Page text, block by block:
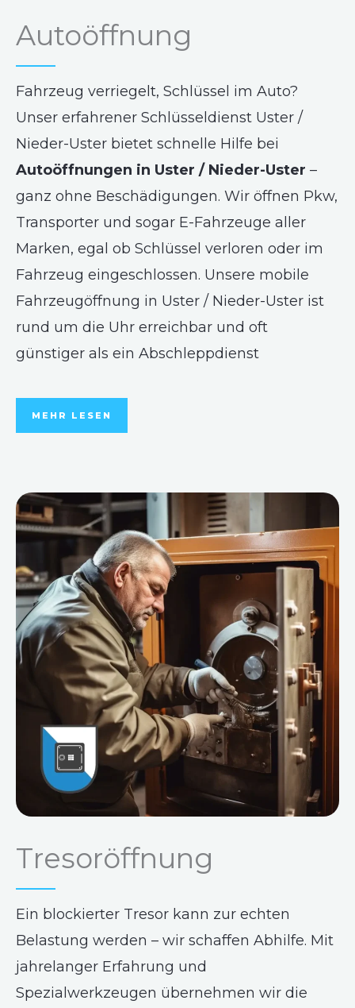
Autoöffnung
Fahrzeug verriegelt, Schlüssel im Auto?
Unser erfahrener Schlüsseldienst Uster /
Nieder-Uster bietet schnelle Hilfe bei
Autoöffnungen in Uster / Nieder-Uster –
ganz ohne Beschädigungen. Wir öffnen Pkw,
Transporter und sogar E-Fahrzeuge aller
Marken, egal ob Schlüssel verloren oder im
Fahrzeug eingeschlossen. Unsere mobile
Fahrzeugöffnung in Uster / Nieder-Uster ist
rund um die Uhr erreichbar und oft
günstiger als ein Abschleppdienst
MEHR LESEN
Tresoröffnung
Ein blockierter Tresor kann zur echten
Belastung werden – wir schaffen Abhilfe. Mit
jahrelanger Erfahrung und
Spezialwerkzeugen übernehmen wir die